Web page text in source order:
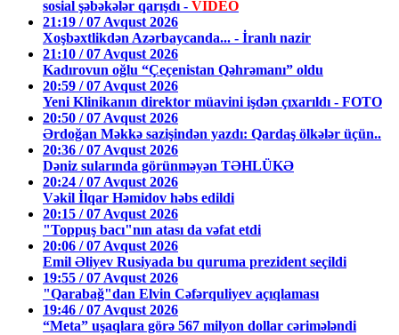
sosial şəbəkələr qarışdı - VİDEO
21:19 / 07 Avqust 2026
Xoşbəxtlikdən Azərbaycanda... - İranlı nazir
21:10 / 07 Avqust 2026
Kadırovun oğlu “Çeçenistan Qəhrəmanı” oldu
20:59 / 07 Avqust 2026
Yeni Klinikanın direktor müavini işdən çıxarıldı - FOTO
20:50 / 07 Avqust 2026
Ərdoğan Məkkə sazişindən yazdı: Qardaş ölkələr üçün..
20:36 / 07 Avqust 2026
Dəniz sularında görünməyən TƏHLÜKƏ
20:24 / 07 Avqust 2026
Vəkil İlqar Həmidov həbs edildi
20:15 / 07 Avqust 2026
"Toppuş bacı"nın atası da vəfat etdi
20:06 / 07 Avqust 2026
Emil Əliyev Rusiyada bu quruma prezident seçildi
19:55 / 07 Avqust 2026
"Qarabağ"dan Elvin Cəfərquliyev açıqlaması
19:46 / 07 Avqust 2026
“Meta” uşaqlara görə 567 milyon dollar cərimələndi